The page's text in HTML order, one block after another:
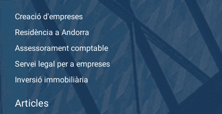
Creació d'empreses
Residència a Andorra
Assessorament comptable
Servei legal per a empreses
Inversió immobiliària
Articles